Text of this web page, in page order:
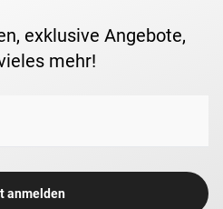
exklusive Angebote,
mehr!
anmelden